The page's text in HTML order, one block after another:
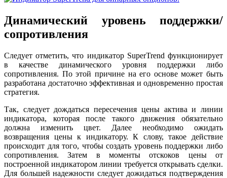
Динамический уровень поддержки/
сопротивления
Следует отметить, что индикатор SuperTrend функционирует
в качестве динамического уровня поддержки либо
сопротивления. По этой причине на его основе может быть
разработана достаточно эффективная и одновременно простая
стратегия.
Так, следует дождаться пересечения цены актива и линии
индикатора, которая после такого движения обязательно
должна изменить цвет. Далее необходимо ожидать
возвращения цены к индикатору. К слову, такое действие
происходит для того, чтобы создать уровень поддержки либо
сопротивления. Затем в моменты отскоков цены от
построенной индикатором линии требуется открывать сделки.
Для большей надежности следует дожидаться подтверждения